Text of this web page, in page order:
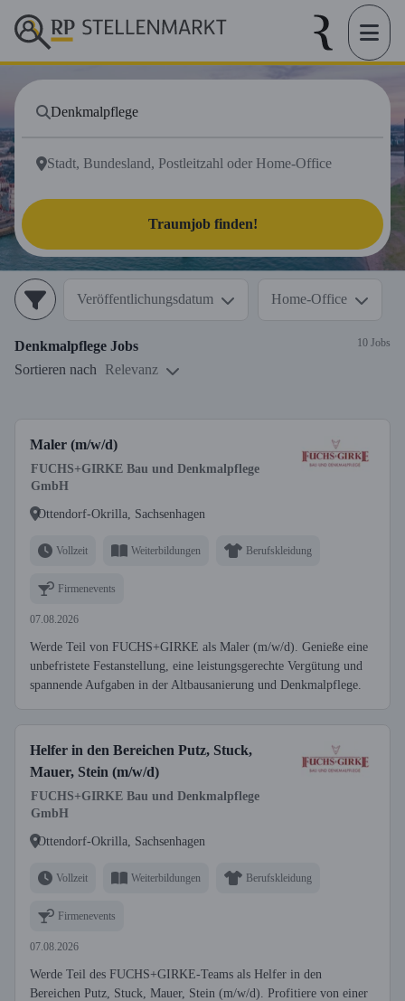
Traumjob finden!
Veröffentlichungsdatum Home-Office
Denkmalpflege Jobs 10 Jobs
Sortieren nach Relevanz
Maler (m/w/d)
FUCHS+GIRKE Bau und Denkmalpflege
GmbH
Ottendorf-Okrilla, Sachsenhagen
Vollzeit Weiterbildungen Berufskleidung
Firmenevents
07.08.2026
Werde Teil von FUCHS+GIRKE als Maler (m/w/d). Genieße eine
unbefristete Festanstellung, eine leistungsgerechte Vergütung und
spannende Aufgaben in der Altbausanierung und Denkmalpflege.
Helfer in den Bereichen Putz, Stuck,
Mauer, Stein (m/w/d)
FUCHS+GIRKE Bau und Denkmalpflege
GmbH
Ottendorf-Okrilla, Sachsenhagen
Vollzeit Weiterbildungen Berufskleidung
Firmenevents
07.08.2026
Werde Teil des FUCHS+GIRKE-Teams als Helfer in den
Bereichen Putz, Stuck, Mauer, Stein (m/w/d). Profitiere von einer